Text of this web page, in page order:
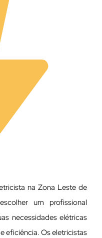
na Zona Leste de
um profissional
necessidades elétricas
eficiência. Os eletricistas